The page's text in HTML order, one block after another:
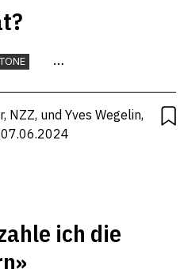
NZZ, und Yves Wegelin,
07.06.2024
ich die